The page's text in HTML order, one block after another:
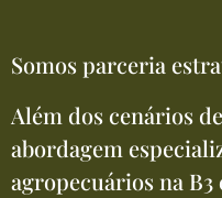
Somos parceria
Além dos cenários
abordagem
agropecuários na